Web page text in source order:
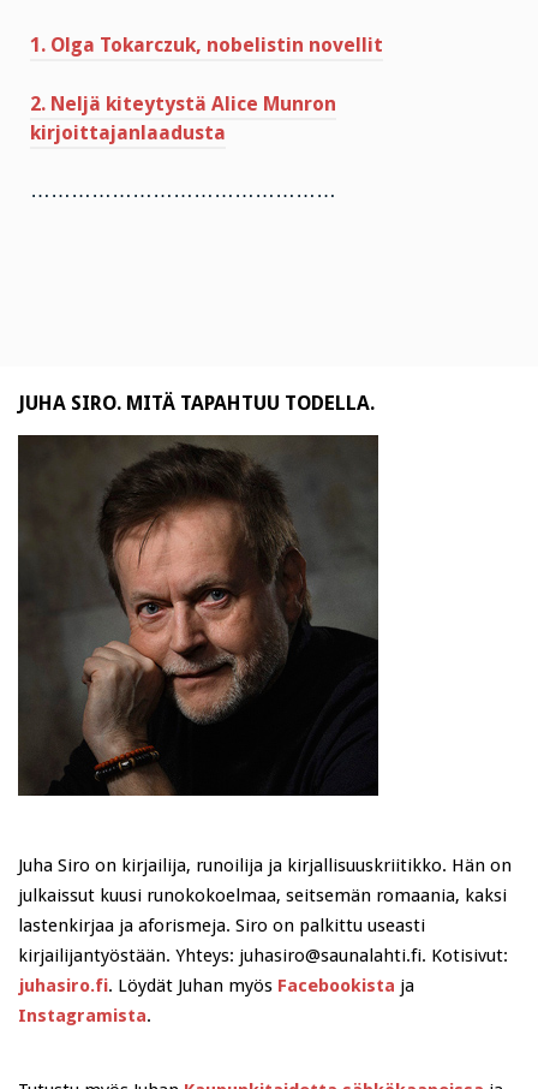
1. Olga Tokarczuk, nobelistin novellit
2. Neljä kiteytystä Alice Munron
kirjoittajanlaadusta
………………………………………
JUHA SIRO. MITÄ TAPAHTUU TODELLA.
Juha Siro on kirjailija, runoilija ja kirjallisuuskriitikko. Hän on
julkaissut kuusi runokokoelmaa, seitsemän romaania, kaksi
lastenkirjaa ja aforismeja. Siro on palkittu useasti
kirjailijantyöstään. Yhteys: juhasiro@saunalahti.fi. Kotisivut:
juhasiro.fi. Löydät Juhan myös Facebookista ja
Instagramista.